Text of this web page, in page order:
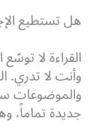
هل تستطيع
القراءة لا
وأنت لا تدري.
والموضوعات
جديدة تماماً،